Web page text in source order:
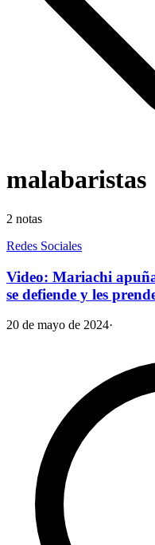
malabaristas
2 notas
Redes Sociales
Video: Mariachi
se defiende y les
20 de mayo de 2024·